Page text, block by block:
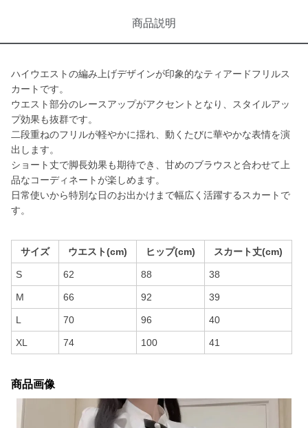
商品説明
ハイウエストの編み上げデザインが印象的なティアードフリルス
カートです。
ウエスト部分のレースアップがアクセントとなり、スタイルアッ
プ効果も抜群です。
二段重ねのフリルが軽やかに揺れ、動くたびに華やかな表情を演
出します。
ショート丈で脚長効果も期待でき、甘めのブラウスと合わせて上
品なコーディネートが楽しめます。
日常使いから特別な日のお出かけまで幅広く活躍するスカートで
す。
サイズ ウエスト(cm) ヒップ(cm) スカート丈(cm)
S 62 88 38
M 66 92 39
L 70 96 40
XL 74 100 41
商品画像